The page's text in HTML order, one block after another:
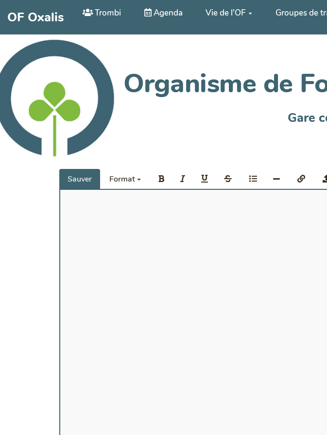
Aller au contenu principal
OF Oxalis Trombi Agenda Vie de l'OF Groupes de
Organisme de
Gare
Sauver Format